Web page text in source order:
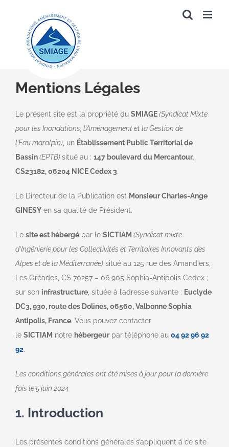
Mentions Légales
Le présent site est la propriété du SMIAGE(Syndicat Mixte
pour les Inondations, l’Aménagement et la Gestion de
l’Eau maralpin) , un Établissement Public Territorial de
Bassin(EPTB)situé au : 147 boulevard du Mercantour,
CS23182, 06204 NICE Cedex 3.
Le Directeur de la Publication est Monsieur Charles-Ange
GINESY en sa qualité de Président.
Le site est hébergé par le SICTIAM (Syndicat mixte
d’Ingénierie pour les Collectivités et Territoires Innovants des
Alpes et de la Méditerranée) situé au 125 rue des Amandiers,
Les Oréades, CS 70257 – 06 905 Sophia-Antipolis Cedex ;
sur son infrastructure , située à l’adresse suivante : Euclyde
DC3, 930, route des Dolines, 06560, Valbonne Sophia
Antipolis, France. Vous pouvez contacter
le SICTIAM notre hébergeurpar téléphone au 04 92 96 92
92.
Les conditions générales ont été mises à jour pour la dernière
fois le 5 juin 2024
1. Introduction
Les présentes conditions générales s’appliquent à ce site